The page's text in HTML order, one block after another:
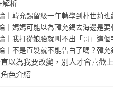
解析
｜韓允錫留級一年轉學到朴世莉
｜媽媽可能以為韓允錫去海邊是要
｜我打從娘胎就叫不出「哥」這個
｜不是直髮就不能告白了嗎？韓
以為我要改變，別人才會喜歡
色介紹